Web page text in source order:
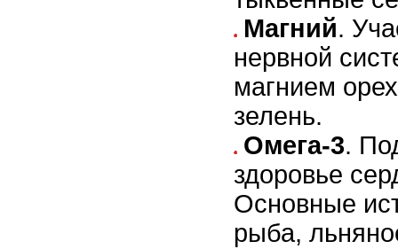
Магний.
нервной
магнием
зелень.
Омега-3.
здоровье
Основные
рыба,